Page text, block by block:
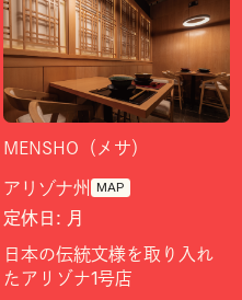
MENSHO（メサ）
アリゾナ州 MAP
定休日: 月
日本の伝統文様を取り入れ
たアリゾナ1号店